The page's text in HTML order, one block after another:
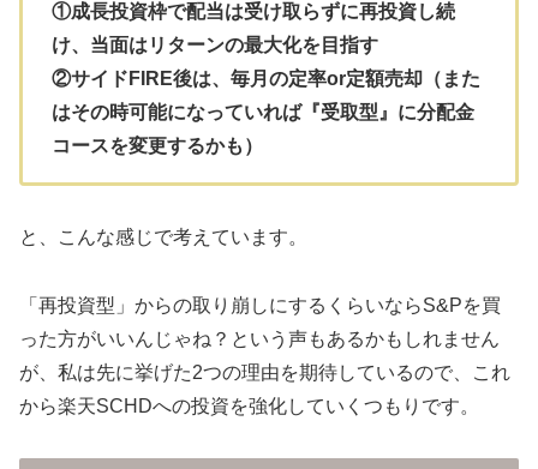
①成長投資枠で配当は受け取らずに再投資し続
け、当面はリターンの最大化を目指す
②サイドFIRE後は、毎月の定率or定額売却（また
はその時可能になっていれば『受取型』に分配金
コースを変更するかも）
と、こんな感じで考えています。
「再投資型」からの取り崩しにするくらいならS&Pを買
った方がいいんじゃね？という声もあるかもしれません
が、私は先に挙げた2つの理由を期待しているので、これ
から楽天SCHDへの投資を強化していくつもりです。